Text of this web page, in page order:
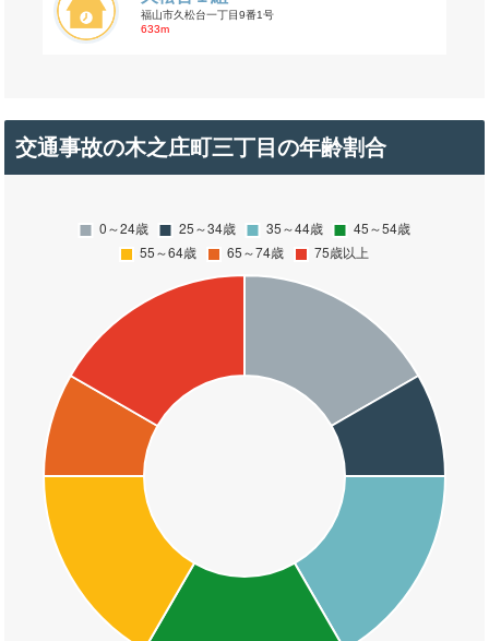
福山市久松台一丁目9番1号
633m
交通事故の木之庄町三丁目の年齢割合